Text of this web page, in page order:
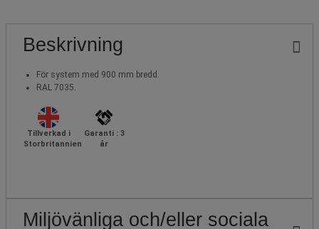
Beskrivning
För system med 900 mm bredd.
RAL 7035.
Tillverkad i
Storbritannien
Garanti : 3
år
Miljövänliga och/eller sociala